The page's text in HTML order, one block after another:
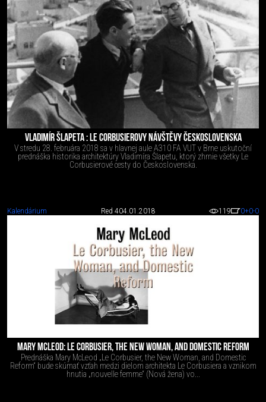
VLADIMÍR ŠLAPETA : LE CORBUSIEROVY NÁVŠTĚVY ČESKOSLOVENSKA
V stredu 28. februára 2018 sa v hlavnej aule A310 FA VUT v Brne uskutoční
prednáška historika architektúry Vladimíra Šlapetu, ktorý zhrnie všetky Le
Corbusierové cesty do Československa.
Kalendárium Red 404.01.2018 119 0+0-0
MARY MCLEOD: LE CORBUSIER, THE NEW WOMAN, AND DOMESTIC REFORM
Prednáška Mary McLeod „Le Corbusier, the New Woman, and Domestic
Reform“ bude skúmať vzťah medzi dielom architekta Le Corbusiera a vznikom
hnutia „nouvelle femme“ (Nová žena) vo...